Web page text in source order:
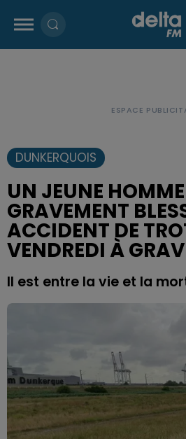
DUNKERQUOIS
UN JEUNE HOMME
GRAVEMENT
ACCIDENT DE
VENDREDI À
Il est entre la vie et la